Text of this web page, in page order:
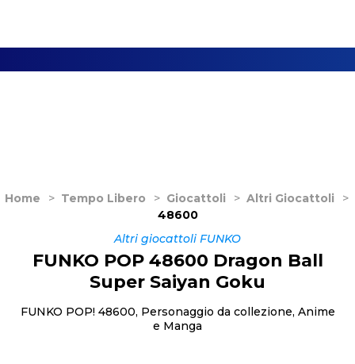
Home > Tempo Libero > Giocattoli > Altri Giocattoli
>
48600
Altri giocattoli FUNKO
FUNKO POP 48600 Dragon Ball
Super Saiyan Goku
FUNKO POP! 48600, Personaggio da collezione, Anime
e Manga